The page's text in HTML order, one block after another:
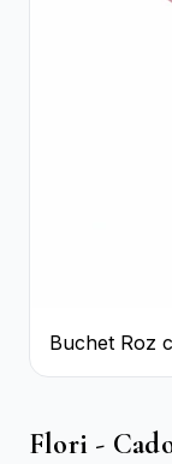
Buchet Roz
Flori -